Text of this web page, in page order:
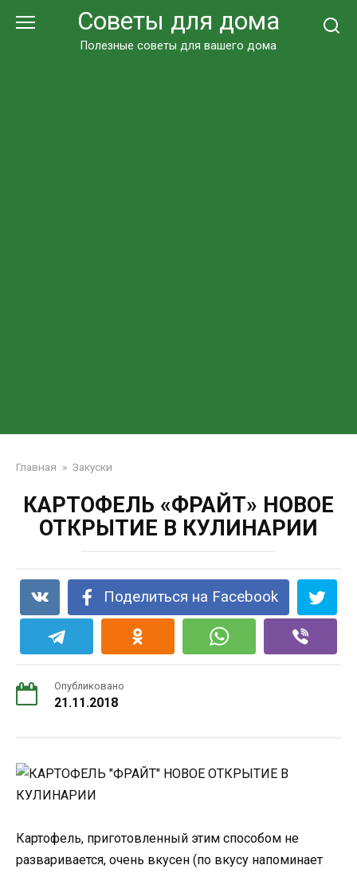
Советы для дома
Полезные советы для вашего дома
Главная » Закуски
КАРТОФЕЛЬ «ФРАЙТ» НОВОЕ
ОТКРЫТИЕ В КУЛИНАРИИ
Поделиться на Facebook
Опубликовано
21.11.2018
Картофель, приготовленный этим способом не
разваривается, очень вкусен (по вкусу напоминает